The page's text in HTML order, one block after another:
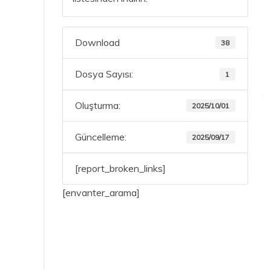
Download 38
Dosya Sayısı: 1
Oluşturma: 2025/10/01
Güncelleme: 2025/09/17
[report_broken_links]
[envanter_arama]